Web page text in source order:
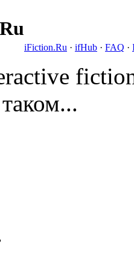
iFiction.Ru · ifHub · FAQ ·